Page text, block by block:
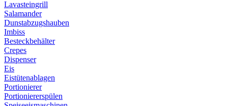
Lavasteingrill
Salamander
Dunstabzugshauben
Imbiss
Besteckbehälter
Crepes
Dispenser
Eis
Eistütenablagen
Portionierer
Portioniererspülen